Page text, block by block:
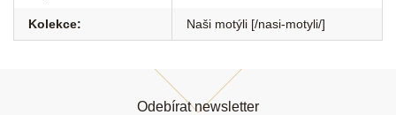
Kolekce: Naši motýli [/nasi-motyli/]
Odebírat newsletter